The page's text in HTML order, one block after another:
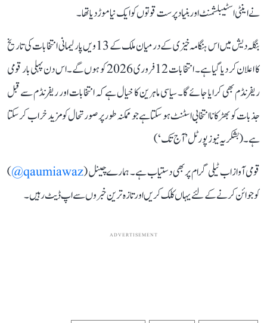
نے اینٹی اسٹیبلشمنٹ اور بنیاد پرست قوتوں کو ایک نیا موڑ دیا تھا۔
بنگلہ دیش میں اس ہنگامہ خیزی کے درمیان ملک کے 13ویں پارلیمانی انتخابات کی تاریخ
کا اعلان کر دیا گیا ہے۔ انتخابات 12 فروری 2026 کو ہوں گے۔اس دن پہلی بار قومی
ریفرنڈم بھی کرایا جائے گا۔ سیاسی ماہرین کا خیال ہے کہ انتخابات اور ریفرنڈم سے قبل
جذبات کو بھڑکانا انتخابی اسٹنٹ ہو سکتا ہے جو ممکنہ طور پر صورتحال کو مزید خراب کر سکتا
ہے۔ (بشکریہ نیوز پورٹل ’آج تک‘)
قومی آواز اب ٹیلی گرام پر بھی دستیاب ہے۔ ہمارے چینل (qaumiawaz@
)
کو جوائن کرنے کے لئے یہاں کلک کریں اور تازہ ترین خبروں سے اپ ڈیٹ رہیں۔
ADVERTISEMENT